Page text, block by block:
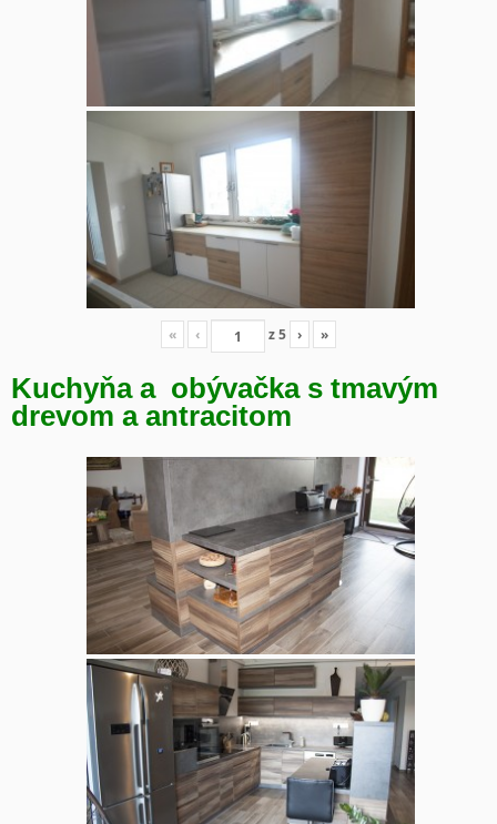
« ‹ z5 › »
Kuchyňa a obývačka s tmavým
drevom a antracitom